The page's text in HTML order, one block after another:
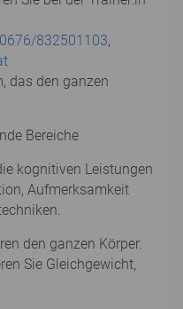
0676/832501103,
das den ganzen
Bereiche
kognitiven Leistungen
Aufmerksamkeit
den ganzen Körper.
Sie Gleichgewicht,